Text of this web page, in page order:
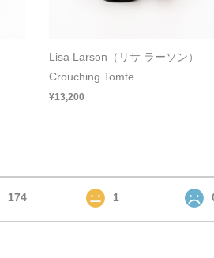
Lisa Larson（リサ ラーソン）
Crouching Tomte
¥13,200
174 1